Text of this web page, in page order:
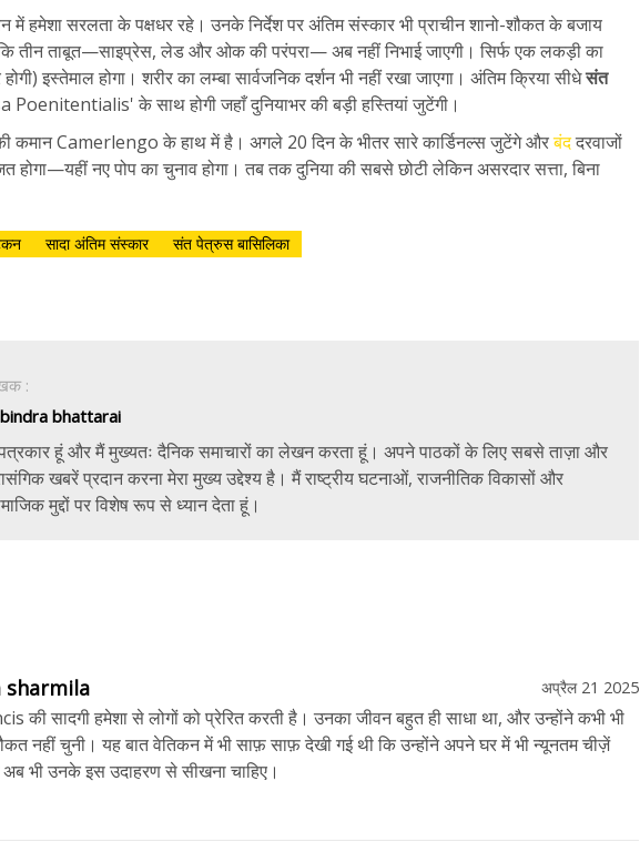
हमेशा सरलता के पक्षधर रहे। उनके निर्देश पर अंतिम संस्कार भी प्राचीन शानो-शौकत के बजाय
कि तीन ताबूत—साइप्रेस, लेड और ओक की परंपरा— अब नहीं निभाई जाएगी। सिर्फ एक लकड़ी का
इस्तेमाल होगा। शरीर का लम्बा सार्वजनिक दर्शन भी नहीं रखा जाएगा। अंतिम क्रिया सीधेसंत
के साथ होगी जहाँ दुनियाभर की बड़ी हस्तियां जुटेंगी।
कमान Camerlengo के हाथ में है। अगले 20 दिन के भीतर सारे कार्डिनल्स जुटेंगे औरबंददरवाजों
नए पोप का चुनाव होगा। तब तक दुनिया की सबसे छोटी लेकिन असरदार सत्ता, बिना
सादा अंतिम संस्कार संत पेत्रुस बासिलिका
:
bhattarai
हूं और मैं मुख्यतः दैनिक समाचारों का लेखन करता हूं। अपने पाठकों के लिए सबसे ताज़ा और
खबरें प्रदान करना मेरा मुख्य उद्देश्य है। मैं राष्ट्रीय घटनाओं, राजनीतिक विकासों और
मुद्दों पर विशेष रूप से ध्यान देता हूं।
sharmila अप्रैल 21 2025
की सादगी हमेशा से लोगों को प्रेरित करती है। उनका जीवन बहुत ही साधा था, और उन्होंने कभी भी
नहीं चुनी। यह बात वेतिकन में भी साफ़ साफ़ देखी गई थी कि उन्होंने अपने घर में भी न्यूनतम चीज़ें
भी उनके इस उदाहरण से सीखना चाहिए।